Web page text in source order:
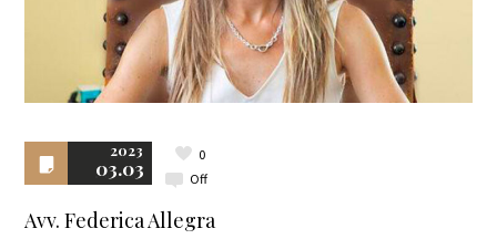
2023
03.03 Off
0
Avv. Federica Allegra